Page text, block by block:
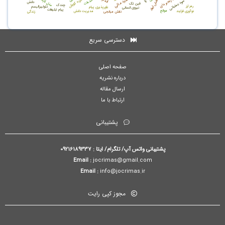
نیروی انسانی باورپذیری پیام پیام تبلیغات سود عملیاتینوآوری فرایند نقش میانجی مديريت دانش کاهش ابعاد نئولیبرالیسم رمز ارز
دانش
زندگی
فین تک چندک
موانع
دسترسی سریع
صفحه اصلی
درباره نشریه
ارسال مقاله
ارتباط با ما
پشتیبانی
پشتیبانی واتس آپ/ تلگرام/ ایتا : 09216189337
Email :jocrimas@gmail.com
Email :info@jocrimas.ir
مجوز کپی رایت